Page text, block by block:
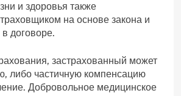
и здоровья также
на основе закона и
договоре.
застрахованный может
либо частичную компенсацию
Добровольное медицинское